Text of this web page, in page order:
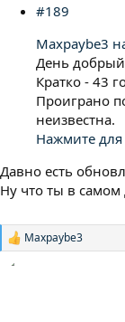
#189
Maxpaybe3
День
Кратко - 43
Проиграно
неизвестна.
Нажмите для
Давно есть
Ну что ты в самом
Р
Maxpaybe3